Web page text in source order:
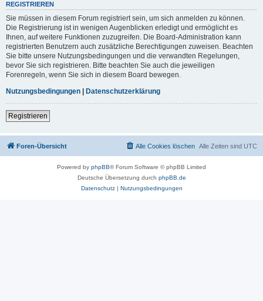
REGISTRIEREN
Sie müssen in diesem Forum registriert sein, um sich anmelden zu können.
Die Registrierung ist in wenigen Augenblicken erledigt und ermöglicht es
Ihnen, auf weitere Funktionen zuzugreifen. Die Board-Administration kann
registrierten Benutzern auch zusätzliche Berechtigungen zuweisen. Beachten
Sie bitte unsere Nutzungsbedingungen und die verwandten Regelungen,
bevor Sie sich registrieren. Bitte beachten Sie auch die jeweiligen
Forenregeln, wenn Sie sich in diesem Board bewegen.
Nutzungsbedingungen | Datenschutzerklärung
Registrieren
Foren-Übersicht Alle Zeiten sind UTC
Alle Cookies löschen
Powered by phpBB® Forum Software © phpBB Limited
Deutsche Übersetzung durch phpBB.de
Datenschutz| Nutzungsbedingungen